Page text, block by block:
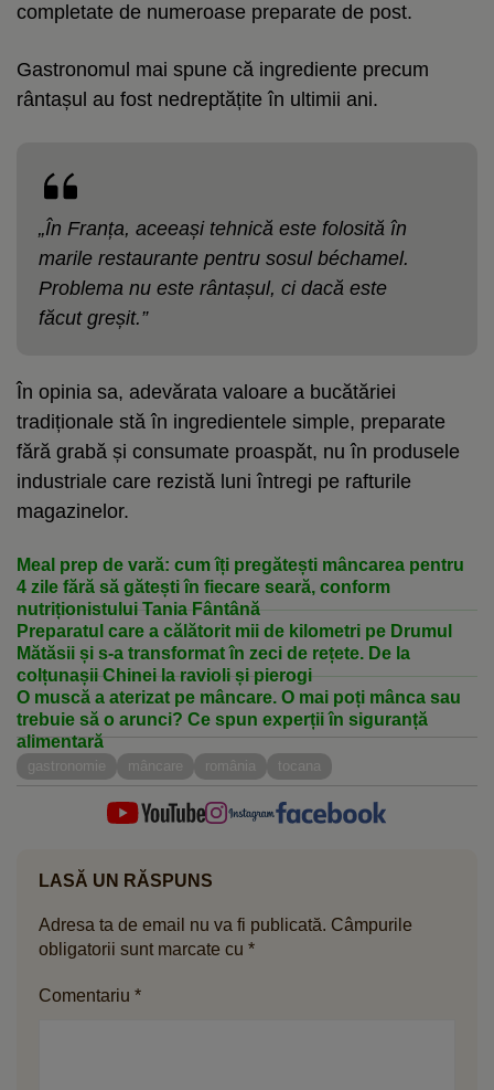
completate de numeroase preparate de post.
Gastronomul mai spune că ingrediente precum
rântașul au fost nedreptățite în ultimii ani.
„În Franța, aceeași tehnică este folosită în
marile restaurante pentru sosul béchamel.
Problema nu este rântașul, ci dacă este
făcut greșit.”
În opinia sa, adevărata valoare a bucătăriei
tradiționale stă în ingredientele simple, preparate
fără grabă și consumate proaspăt, nu în produsele
industriale care rezistă luni întregi pe rafturile
magazinelor.
Meal prep de vară: cum îți pregătești mâncarea pentru
4 zile fără să gătești în fiecare seară, conform
nutriționistului Tania Fântână
Preparatul care a călătorit mii de kilometri pe Drumul
Mătăsii și s-a transformat în zeci de rețete. De la
colțunașii Chinei la ravioli și pierogi
O muscă a aterizat pe mâncare. O mai poți mânca sau
trebuie să o arunci? Ce spun experții în siguranță
alimentară
gastronomie mâncare românia tocana
LASĂ UN RĂSPUNS
Adresa ta de email nu va fi publicată. Câmpurile
obligatorii sunt marcate cu *
Comentariu *